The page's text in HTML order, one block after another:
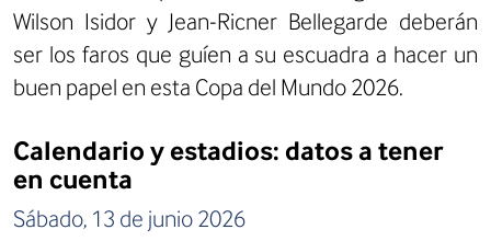
Wilson Isidor y Jean-Ricner Bellegarde deberán
ser los faros que guíen a su escuadra a hacer un
buen papel en esta Copa del Mundo 2026.
Calendario y estadios: datos a tener
en cuenta
Sábado, 13 de junio 2026